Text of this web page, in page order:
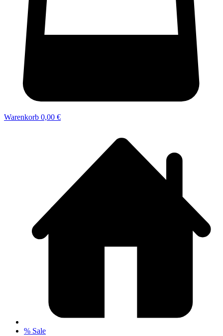
Warenkorb 0,00 €
% Sale